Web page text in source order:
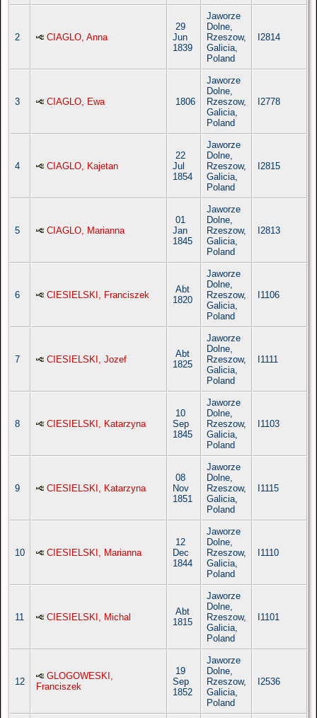
2 CIAGLO, Anna
29
Jun
1839
Jaworze
Dolne,
Rzeszow,
Galicia,
Poland
I2814
3 CIAGLO, Ewa 1806
Jaworze
Dolne,
Rzeszow,
Galicia,
Poland
I2778
4 CIAGLO, Kajetan
22
Jul
1854
Jaworze
Dolne,
Rzeszow,
Galicia,
Poland
I2815
5 CIAGLO, Marianna
01
Jan
1845
Jaworze
Dolne,
Rzeszow,
Galicia,
Poland
I2813
6 CIESIELSKI, Franciszek
Abt
1820
Jaworze
Dolne,
Rzeszow,
Galicia,
Poland
I1106
7 CIESIELSKI, Jozef
Abt
1825
Jaworze
Dolne,
Rzeszow,
Galicia,
Poland
I1111
8 CIESIELSKI, Katarzyna
10
Sep
1845
Jaworze
Dolne,
Rzeszow,
Galicia,
Poland
I1103
9 CIESIELSKI, Katarzyna
08
Nov
1851
Jaworze
Dolne,
Rzeszow,
Galicia,
Poland
I1115
10 CIESIELSKI, Marianna
12
Dec
1844
Jaworze
Dolne,
Rzeszow,
Galicia,
Poland
I1110
11 CIESIELSKI, Michal
Abt
1815
Jaworze
Dolne,
Rzeszow,
Galicia,
Poland
I1101
12
GLOGOWESKI,
Franciszek
19
Sep
1852
Jaworze
Dolne,
Rzeszow,
Galicia,
Poland
I2536